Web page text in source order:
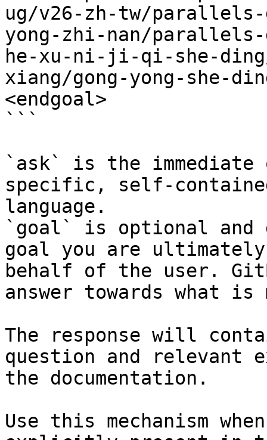
ug/v26-zh-tw/
yong-zhi-nan/parallels-
he-xu-ni-ji-qi-she-
xiang/gong-yong-she-
<endgoal>
```
`ask` is the
specific, self-
language.
`goal` is optional and
goal you are
behalf of the user.
answer towards what
The response will
question and relevant
the documentation.
Use this mechanism